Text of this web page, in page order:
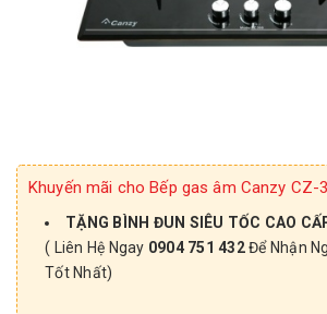
Khuyến mãi cho Bếp gas âm Canzy CZ-
TẶNG BÌNH ĐUN SIÊU TỐC CAO
( Liên Hệ Ngay 0904 751 432Để Nhận
Tốt Nhất)